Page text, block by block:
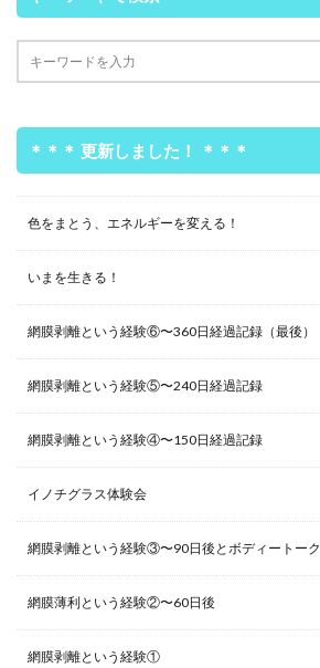
＊＊＊ 更新しました！ ＊＊＊
色をまとう、エネルギーを変える！
いまを生きる！
網膜剥離という経験⑥〜360日経過記録（最後）
網膜剥離という経験⑤〜240日経過記録
網膜剥離という経験④〜150日経過記録
イノチグラス体験会
網膜剥離という経験③〜90日後とボディートーク
網膜薄利という経験②〜60日後
網膜剥離という経験①